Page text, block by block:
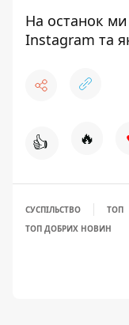
На останок
Instagram та
👍 🔥
СУСПІЛЬСТВО ТОП
ТОП ДОБРИХ НОВИН